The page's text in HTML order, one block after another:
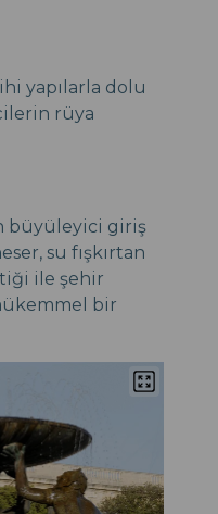
yapılarla dolu
rüya
büyüleyici giriş
su fışkırtan
ile şehir
bir